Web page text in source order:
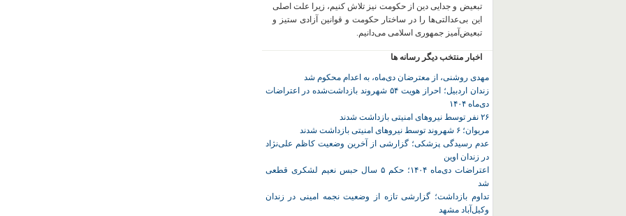
تبعیض و جدایی دین از حکومت نیز تلاش کنیم، زیرا علت اصلی
این بی‌عدالتی‌ها را در ساختار حکومت و قوانین آزادی ستیز و
تبعیض‌آمیز جمهوری اسلامی می‌دانیم.
اخبار منتخب دیگر رسانه ها
مهدی روشنی، از معترضان دی‌ماه، به اعدام محکوم شد
زندان اردبیل؛ احراز هویت ۵۴ شهروند بازداشت‌شده در اعتراضات
دی‌ماه ۱۴۰۴
۲۶ نفر توسط نیروهای امنیتی بازداشت شدند
مریوان؛ ۶ شهروند توسط نیروهای امنیتی بازداشت شدند
عدم رسیدگی پزشکی؛ گزارشی از آخرین وضعیت کاظم علی‌نژاد
در زندان اوین
اعتراضات دی‌ماه ۱۴۰۴؛ حکم ۵ سال حبس نعیم لشکری قطعی
شد
تداوم بازداشت؛ گزارشی تازه از وضعیت نجمه امینی در زندان
وکیل‌آباد مشهد